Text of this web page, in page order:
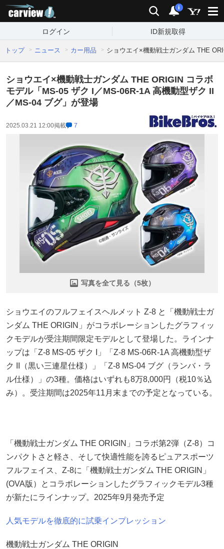
検索 通知
i
ログイン ID新規取得
トップ ニュース カー用品 ショウエイ×機動戦士ガンダム THE
ショウエイ×機動戦士ガンダム THE ORIGIN コラボ
モデル「MS-05 ザク I／MS-06R-1A 高機動型ザク II
／MS-04 ブグ」が登場
2025.03.21 12:00掲載 7
写真を全て見る（5枚）
ショウエイのフルフェイスヘルメット Z-8 と「機動戦士ガ
ンダム THE ORIGIN」がコラボレーションしたグラフィッ
クモデルが受注期間限定モデルとして登場した。ラインナ
ップは「Z-8 MS-05 ザク I」「Z-8 MS-06R-1A 高機動型ザ
ク II（黒い三連星仕様）」「Z-8 MS-04 ブグ（ランバ・ラ
ル仕様）」の3種。価格はいずれも8万8,000円（税10％込
み）。受注期間は2025年11月末までの予定となっている。
「機動戦士ガンダム THE ORIGIN」コラボ第2弾（Z-8）コ
ンパクトさと軽さ、そして快適性能を誇るピュアスポーツ
フルフェイス、Z-8に「機動戦士ガンダム THE ORIGIN」
(OVA版）とコラボレーションしたグラフィックモデル3種
が新たにラインナップ。2025年9月発売予定
人気モデルを徹底的に試乗インプレッション
機動戦士ガンダム THE ORIGIN